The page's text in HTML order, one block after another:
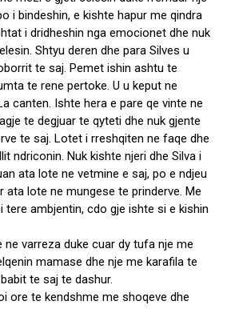
i bindeshin, e kishte hapur me qindra
i dridheshin nga emocionet dhe nuk
Shtyu deren dhe para Silves u
te saj. Pemet ishin ashtu te
te rene pertoke. U u keput ne
canten. Ishte hera e pare qe vinte ne
te degjuar te qyteti dhe nuk gjente
te saj. Lotet i rreshqiten ne faqe dhe
ndriconin. Nuk kishte njeri dhe Silva i
ata lote ne vetmine e saj, po e ndjeu
ata lote ne mungese te prinderve. Me
tere ambjentin, cdo gje ishte si e kishin
ne varreza duke cuar dy tufa nje me
mamase dhe nje me karafila te
te saj te dashur.
ore te kendshme me shoqeve dhe